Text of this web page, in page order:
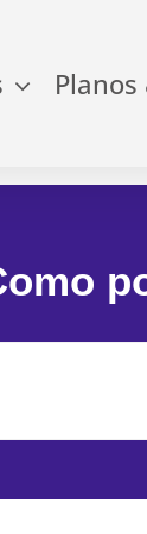
Planos